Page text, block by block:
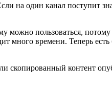
на один канал поступит
пользоваться,
много времени. Теперь
скопированный контент